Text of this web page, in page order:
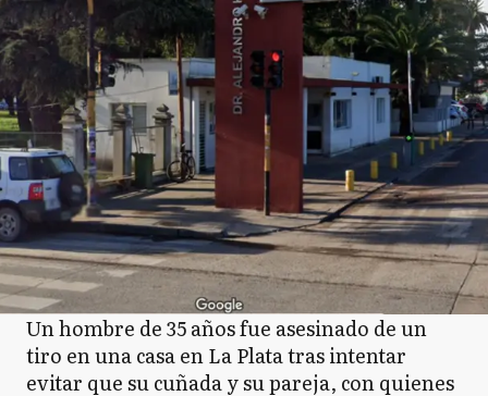
Un hombre de 35 años fue asesinado de un
tiro en una casa en La Plata tras intentar
evitar que su cuñada y su pareja, con quienes